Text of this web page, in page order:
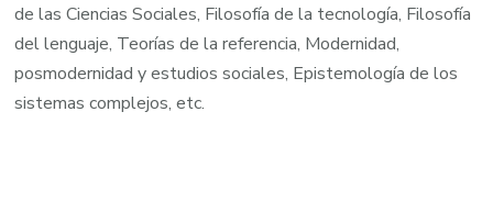
de las Ciencias Sociales, Filosofía de la tecnología, Filosofía
del lenguaje, Teorías de la referencia, Modernidad,
posmodernidad y estudios sociales, Epistemología de los
sistemas complejos, etc.